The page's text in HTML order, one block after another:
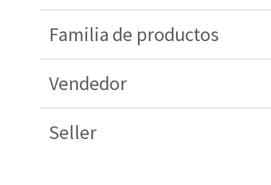
Familia de productos
Vendedor
Seller